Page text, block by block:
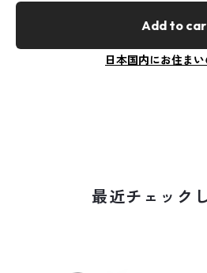
Add to
日本国内にお住ま
最近チェック